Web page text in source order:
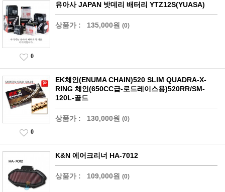
유아사 JAPAN 밧데리 배터리 YTZ12S(YUASA)
상품가 : 135,000원 (0)
0
EK체인(ENUMA CHAIN)520 SLIM QUADRA-X-
RING 체인(650CC급-로드레이스용)520RR/SM-
120L-골드
상품가 : 130,000원 (0)
0
K&N 에어크리너 HA-7012
상품가 : 109,000원 (0)